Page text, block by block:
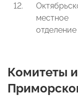
12.
местное
отделение
Комитеты